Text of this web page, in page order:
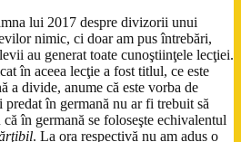
lui 2017 despre divizorii unui
nimic, ci doar am pus întrebări,
au generat toate cunoştiinţele lecţiei.
în aceea lecţie a fost titlul, ce este
a divide, anume că este vorba de
în germană nu ar fi trebuit să
în germană se foloseşte echivalentul
. La ora respectivă nu am adus o